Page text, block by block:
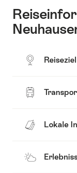
Reiseziel
Lokale